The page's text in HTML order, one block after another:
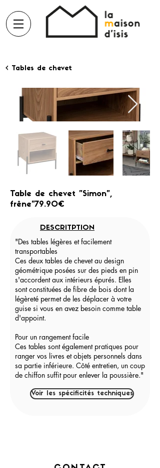
< Tables de chevet
Table de chevet "Simon",
frêne"79.90€
DESCRITPTION
"Des tables légères et facilement
transportables
Ces deux tables de chevet au design
géométrique posées sur des pieds en pin
s'accordent aux intérieurs épurés. Elles
sont constituées de fibre de bois dont la
légèreté permet de les déplacer à votre
guise si vous en avez besoin comme table
d'appoint.
Pour un rangement facile
Ces tables sont également pratiques pour
ranger vos livres et objets personnels dans
sa partie inférieure. Côté entretien, un coup
de chiffon suffit pour enlever la poussière."
Voir les spécificités techniques